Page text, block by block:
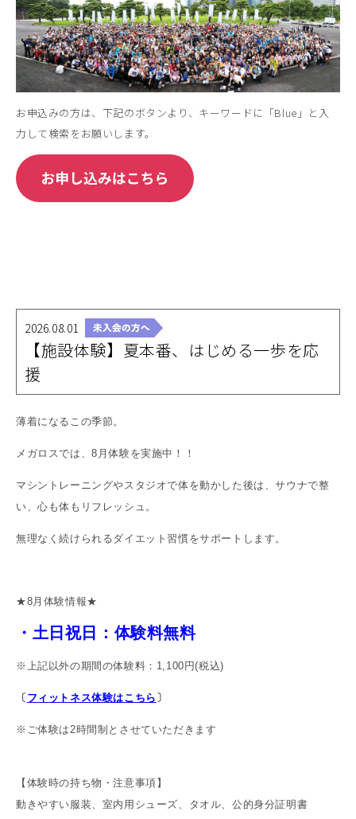
お申込みの方は、下記のボタンより、キーワードに「Blue」と入
力して検索をお願いします。
2026.08.01
【施設体験】夏本番、はじめる一歩を応
援
薄着になるこの季節。
メガロスでは、8月体験を実施中！！
マシントレーニングやスタジオで体を動かした後は、サウナで整
い、心も体もリフレッシュ。
無理なく続けられるダイエット習慣をサポートします。
★8月体験情報★
・土日祝日：体験料無料
※上記以外の期間の体験料：1,100円(税込)
〔 フィ ットネス体験はこちら 〕
※ご体験は2時間制とさせていただきます
【体験時の持ち物・注意事項】
動きやすい服装、室内用シューズ、タオル、公的身分証明書